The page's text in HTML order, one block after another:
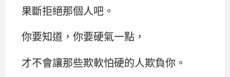
果斷拒絕那個人吧。
你要知道，你要硬氣一點，
才不會讓那些欺軟怕硬的人欺負你。